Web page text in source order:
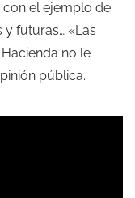
el ejemplo de
futuras… «Las
no le
pública.